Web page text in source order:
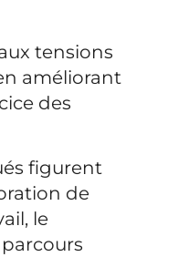
tensions
améliorant
des
figurent
de
le